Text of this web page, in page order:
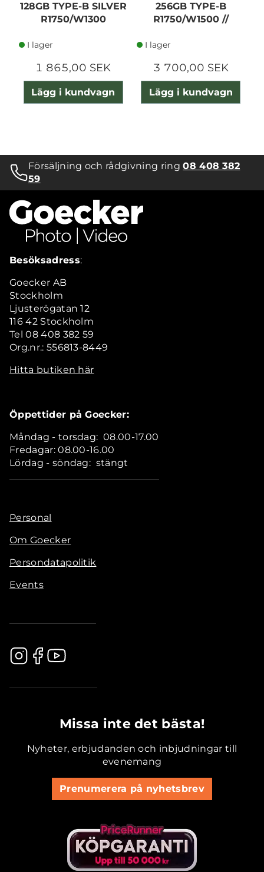
128GB TYPE-B SILVER
R1750/W1300
I lager
1 865,00 SEK
Lägg i kundvagn
256GB TYPE-B
R1750/W1500 //
I lager
3 700,00 SEK
Lägg i kundvagn
Försäljning och rådgivning ring08 408 382
59
Besöksadress:
Goecker AB
Stockholm
Ljusterögatan 12
116 42 Stockholm
Tel 08 408 382 59
Org.nr.: 556813-8449
Hitta butiken här
Öppettider på Goecker:
Måndag - torsdag: 08.00-17.00
Fredagar: 08.00-16.00
Lördag - söndag: stängt
Personal
Om Goecker
Persondatapolitik
Events
Missa inte det bästa!
Nyheter, erbjudanden och inbjudningar till
evenemang
Prenumerera på nyhetsbrev